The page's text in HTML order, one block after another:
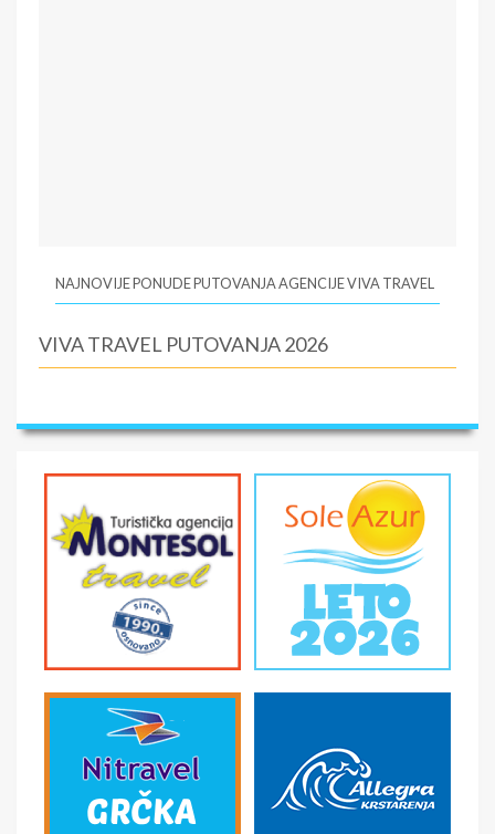
NAJNOVIJE PONUDE PUTOVANJA AGENCIJE VIVA TRAVEL
VIVA TRAVEL PUTOVANJA 2026